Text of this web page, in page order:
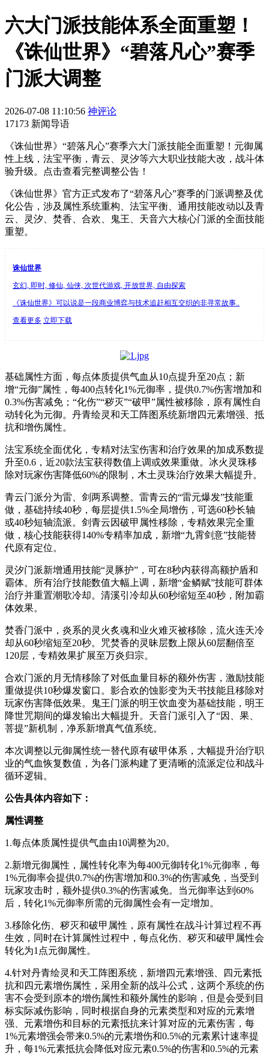
六大门派技能体系全面重塑！
《诛仙世界》“碧落凡心”赛季
门派大调整
2026-07-08 11:10:56 神评论
17173 新闻导语
《诛仙世界》“碧落凡心”赛季六大门派技能全面重塑！元御属
性上线，法宝平衡，青云、灵汐等六大职业技能大改，战斗体
验升级。点击查看完整调整公告！
《诛仙世界》官方正式发布了“碧落凡心”赛季的门派调整及优
化公告，涉及属性系统重构、法宝平衡、通用技能改动以及青
云、灵汐、焚香、合欢、鬼王、天音六大核心门派的全面技能
重塑。
诛仙世界
玄幻, 即时, 修仙, 仙侠, 次世代游戏, 开放世界, 自由探索
《诛仙世界》可以说是一段商业博弈与技术追赶相互交织的非寻常故事..
查看更多 立即下载
基础属性方面，每点体质提供气血从10点提升至20点；新
增“元御”属性，每400点转化1%元御率，提供0.7%伤害增加和
0.3%伤害减免；“化伤”“秽灭”“破甲”属性被移除，原有属性自
动转化为元御。丹青绘灵和天工阵图系统新增四元素增强、抵
抗和增伤属性。
法宝系统全面优化，专精对法宝伤害和治疗效果的加成系数提
升至0.6，近20款法宝获得数值上调或效果重做。冰火灵珠移
除对玩家伤害降低60%的限制，木土灵珠治疗效果大幅提升。
青云门派分为雷、剑两系调整。雷青云的“雷元爆发”技能重
做，基础持续40秒，每层提供1.5%全局增伤，可选60秒长轴
或40秒短轴流派。剑青云因破甲属性移除，专精效果完全重
做，核心技能获得140%专精率加成，新增“九霄剑意”技能替
代原有定位。
灵汐门派新增通用技能“灵豚护”，可在8秒内获得高额护盾和
霸体。所有治疗技能数值大幅上调，新增“金鳞赋”技能可群体
治疗并重置潮歌冷却。清溪引冷却从60秒缩短至40秒，附加霸
体效果。
焚香门派中，炎系的灵火炙魂和业火难灭被移除，流火连天冷
却从60秒缩短至20秒。咒焚香的灵昧层数上限从60层翻倍至
120层，专精效果扩展至万炎归宗。
合欢门派的月无情移除了对低血量目标的额外伤害，激励技能
重做提供10秒爆发窗口。影合欢的蚀影变为天书技能且移除对
玩家伤害降低效果。鬼王门派的明王饮血变为基础技能，明王
降世咒期间的爆发输出大幅提升。天音门派引入了“因、果、
菩提”新机制，净系新增真气值系统。
本次调整以元御属性统一替代原有破甲体系，大幅提升治疗职
业的气血恢复数值，为各门派构建了更清晰的流派定位和战斗
循环逻辑。
公告具体内容如下：
属性调整
1.每点体质属性提供气血由10调整为20。
2.新增元御属性，属性转化率为每400元御转化1%元御率，每
1%元御率会提供0.7%的伤害增加和0.3%的伤害减免，当受到
玩家攻击时，额外提供0.3%的伤害减免。当元御率达到60%
后，转化1%元御率所需的元御属性会有一定增加。
3.移除化伤、秽灭和破甲属性，原有属性在战斗计算过程不再
生效，同时在计算属性过程中，每点化伤、秽灭和破甲属性会
转化为1点元御属性。
4.针对丹青绘灵和天工阵图系统，新增四元素增强、四元素抵
抗和四元素增伤属性，采用全新的战斗公式，这两个系统的伤
害不会受到原本的增伤属性和额外属性的影响，但是会受到目
标实际减伤影响，同时根据自身的元素类型和对应的元素增
强、元素增伤和目标的元素抵抗来计算对应的元素伤害，每
1%元素增强会带来0.5%的元素增伤和0.5%的元素累计速率提
升，每1%元素抵抗会降低对应元素0.5%的伤害和0.5%的元素